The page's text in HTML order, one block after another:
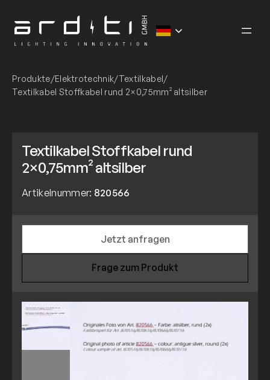
Inhalt
springen
Produkte/Elektrotechnik/Textilkabel/
Textilkabel Stoffkabel rund 2×0,75mm² altsilber
Textilkabel Stoffkabel rund
2×0,75mm² altsilber
Artikelnummer: 820566
Jetzt anfragen
Frage zum Produkt